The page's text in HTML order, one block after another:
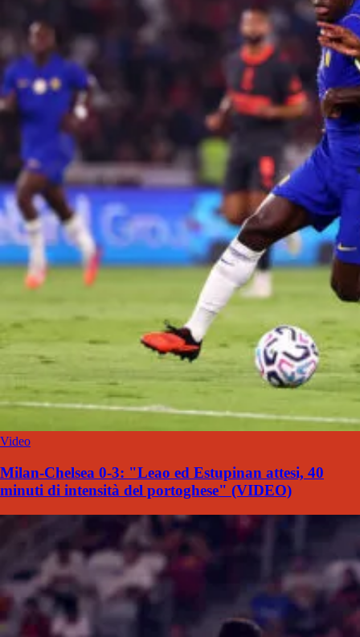
Video
Milan-Chelsea 0-3: "Leao ed Estupinan attesi, 40
minuti di intensità del portoghese" (VIDEO)